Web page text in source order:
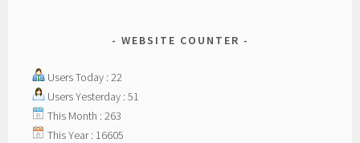
WEBSITE COUNTER
Users Today : 22
Users Yesterday : 51
This Month : 263
This Year : 16605